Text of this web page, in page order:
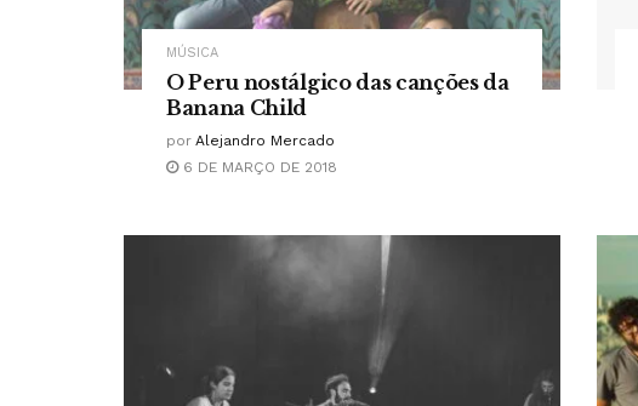
MÚSICA
O Peru nostálgico das canções da
Banana Child
por Alejandro Mercado
6 DE MARÇO DE 2018